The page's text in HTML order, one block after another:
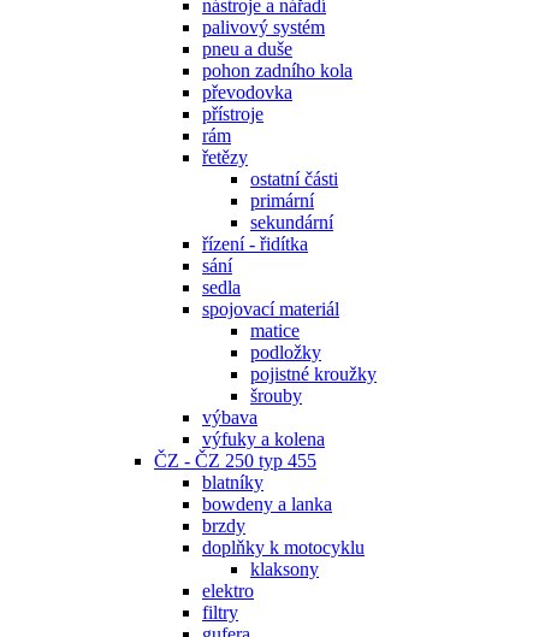
nástroje a nářadí
palivový systém
pneu a duše
pohon zadního kola
převodovka
přístroje
rám
řetězy
ostatní části
primární
sekundární
řízení - řidítka
sání
sedla
spojovací materiál
matice
podložky
pojistné kroužky
šrouby
výbava
výfuky a kolena
ČZ - ČZ 250 typ 455
blatníky
bowdeny a lanka
brzdy
doplňky k motocyklu
klaksony
elektro
filtry